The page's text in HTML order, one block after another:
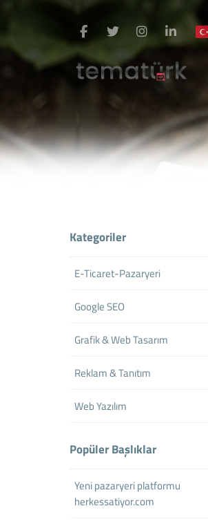
Kategoriler
E-Ticaret-Pazaryeri
Google SEO
Grafik & Web Tasarım
Reklam & Tanıtım
Web Yazılım
Popüler Başlıklar
Yeni pazaryeri platformu
herkessatiyor.com